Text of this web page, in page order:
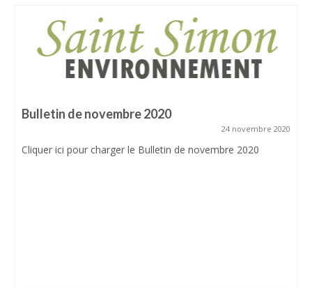
Histoire et patrimoine
Château de Monlon
Liens utiles
Bulletin de novembre 2020
24 novembre 2020
Cliquer ici pour charger le Bulletin de novembre 2020